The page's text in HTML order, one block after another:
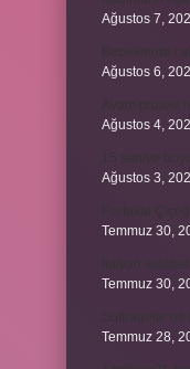
Ağustos 7,
Ağustos 6,
Ağustos 4,
Ağustos 3,
Temmuz 30,
Temmuz 30,
Temmuz 28,